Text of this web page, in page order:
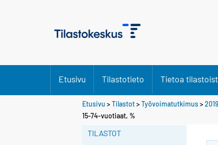
Etusivu Tilastotieto Tietoa
Etusivu >Tilastot>Työvoimatutkimus>2019
15-74-vuotiaat, %
TILASTOT